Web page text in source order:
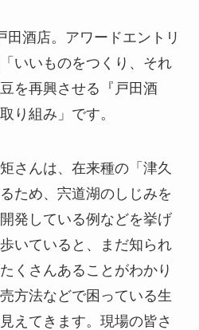
酒店。アワードエントリ
いいものをつくり、それ
を再興させる『戸田酒
り組み」です。
さんは、在来種の「津久
ため、宍道湖のしじみを
発している例などを挙げ
いていると、まだ知られ
くさんあることがわかり
方法などで困っている生
えてきます。現場の皆さ